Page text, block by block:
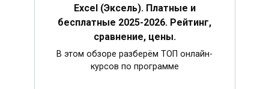
Excel (Эксель). Платные и
бесплатные 2025-2026. Рейтинг,
сравнение, цены.
В этом обзоре разберём ТОП онлайн-
курсов по программе